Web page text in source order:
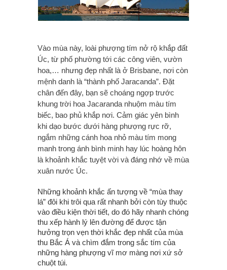
Vào mùa này, loài phượng tím nở rộ khắp đất
Úc, từ phố phường tới các công viên, vườn
hoa,… nhưng đẹp nhất là ở Brisbane, nơi còn
mệnh danh là “thành phố Jaracanda”. Đặt
chân đến đây, bạn sẽ choáng ngợp trước
khung trời hoa Jacaranda nhuộm màu tím
biếc, bao phủ khắp nơi. Cảm giác yên bình
khi dạo bước dưới hàng phượng rực rỡ,
ngắm những cánh hoa nhỏ màu tím mong
manh trong ánh bình minh hay lúc hoàng hôn
là khoảnh khắc tuyệt vời và đáng nhớ về mùa
xuân nước Úc.
Những khoảnh khắc ấn tượng về “mùa thay
lá” đôi khi trôi qua rất nhanh bởi còn tùy thuộc
vào điều kiện thời tiết, do đó hãy nhanh chóng
thu xếp hành lý lên đường để được tận
hưởng trọn vẹn thời khắc đẹp nhất của mùa
thu Bắc Á và chìm đắm trong sắc tím của
những hàng phượng vĩ mơ màng nơi xứ sở
chuột túi.